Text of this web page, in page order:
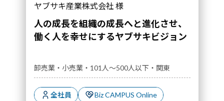
ヤブサキ産業株式会社 様
人の成長を組織の成長へと進化させ、
働く人を幸せにするヤブサキビジョン
卸売業・小売業・101人～500人以下・関東
全社員 Biz CAMPUS Online